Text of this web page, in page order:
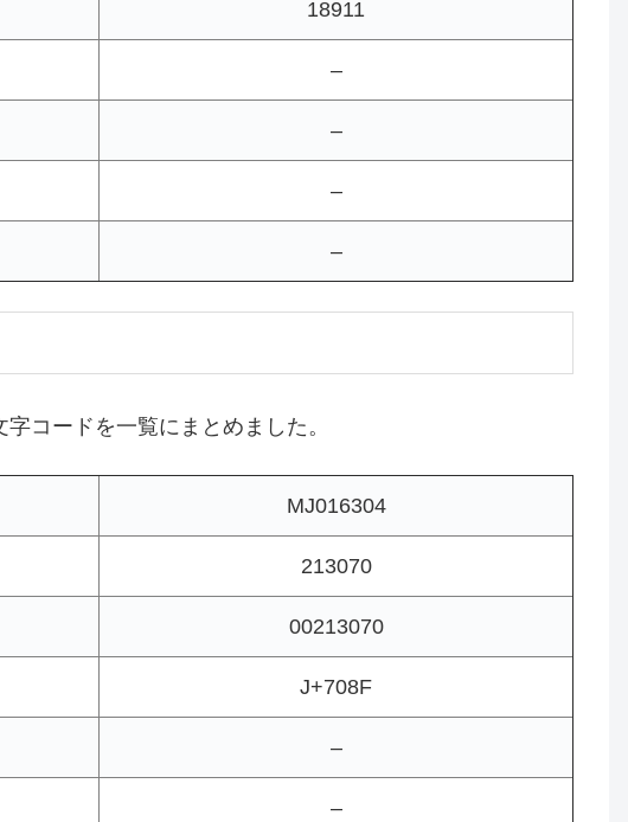
18911
–
–
–
–
コードを一覧にまとめました。
MJ016304
213070
00213070
J+708F
–
–